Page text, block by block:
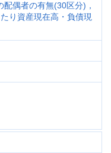
偶者の有無(30区分)，
り資産現在高・負債現